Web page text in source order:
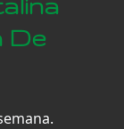
De